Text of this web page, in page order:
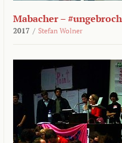
Mabacher –
2017 / Stefan Wolner